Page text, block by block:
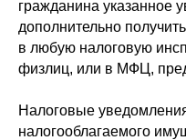
гражданина указанное
дополнительно
в любую налоговую
физлиц, или в МФЦ,
Налоговые
налогооблагаемого